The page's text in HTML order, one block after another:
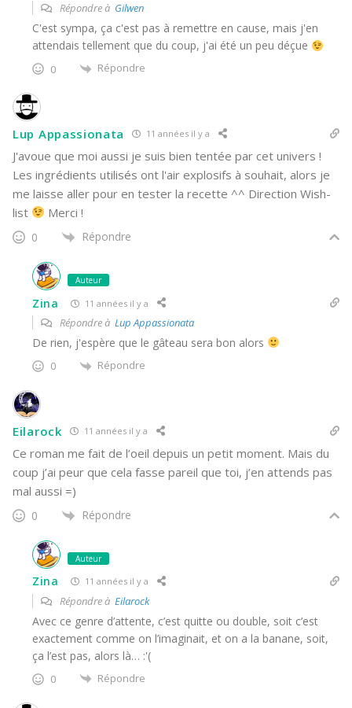
Répondre à Gilwen
C'est sympa, ça c'est pas à remettre en cause, mais j'en
attendais tellement que du coup, j'ai été un peu déçue
0 Répondre
Lup Appassionata 11 années il y a
J'avoue que moi aussi je suis bien tentée par cet univers !
Les ingrédients utilisés ont l'air explosifs à souhait, alors je
me laisse aller pour en tester la recette ^^ Direction Wish-
list
Merci !
0 Répondre
Auteur
Zina 11 années il y a
Répondre à Lup Appassionata
De rien, j'espère que le gâteau sera bon alors
0 Répondre
Eilarock 11 années il y a
Ce roman me fait de l’oeil depuis un petit moment. Mais du
coup j’ai peur que cela fasse pareil que toi, j’en attends pas
mal aussi =)
0 Répondre
Auteur
Zina 11 années il y a
Répondre à Eilarock
Avec ce genre d’attente, c’est quitte ou double, soit c’est
exactement comme on l’imaginait, et on a la banane, soit,
ça l’est pas, alors là… :'(
0 Répondre